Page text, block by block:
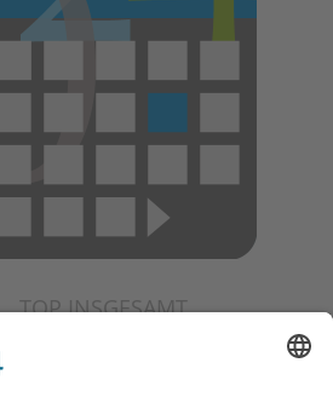
TOP INSGESAMT